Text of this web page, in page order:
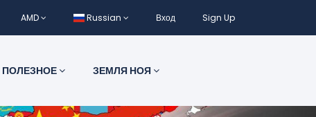
AMD Russian Вход Sign Up
ПОЛЕЗНОЕ ЗЕМЛЯ НОЯ